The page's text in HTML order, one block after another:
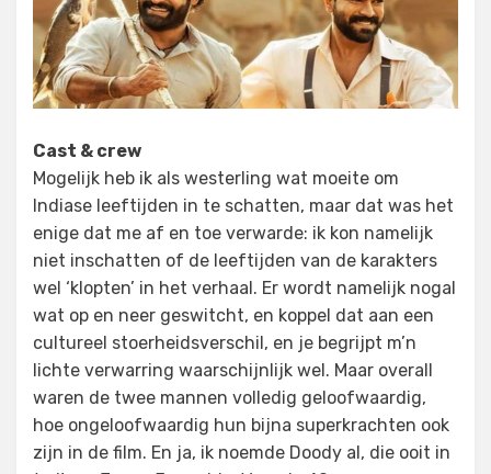
Cast & crew
Mogelijk heb ik als westerling wat moeite om
Indiase leeftijden in te schatten, maar dat was het
enige dat me af en toe verwarde: ik kon namelijk
niet inschatten of de leeftijden van de karakters
wel ‘klopten’ in het verhaal. Er wordt namelijk nogal
wat op en neer geswitcht, en koppel dat aan een
cultureel stoerheidsverschil, en je begrijpt m’n
lichte verwarring waarschijnlijk wel. Maar overall
waren de twee mannen volledig geloofwaardig,
hoe ongeloofwaardig hun bijna superkrachten ook
zijn in de film. En ja, ik noemde Doody al, die ooit in